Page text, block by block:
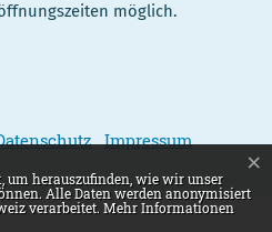
möglich.
Impressum
um herauszufinden, wie wir unser
Alle Daten werden anonymisiert
verarbeitet. Mehr Informationen
×